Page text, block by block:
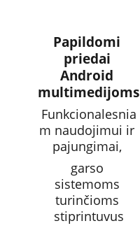
Papildomi
priedai
Android
multimedijoms
Funkcionalesnia
m naudojimui ir
pajungimai,
garso
sistemoms
turinčioms
stiprintuvus